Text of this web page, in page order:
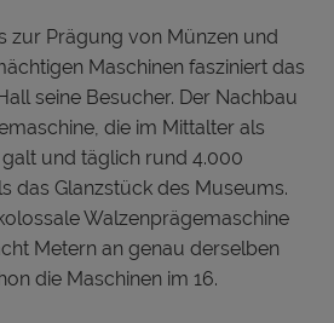
zur Prägung von Münzen und
Maschinen fasziniert das
seine Besucher. Der Nachbau
die im Mittalter als
und täglich rund 4.000
das Glanzstück des Museums.
Walzenprägemaschine
Metern an genau derselben
die Maschinen im 16.